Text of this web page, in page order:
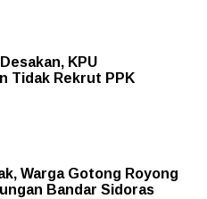
KPU
Tidak Rekrut PPK
Warga Gotong Royong
Bandar Sidoras